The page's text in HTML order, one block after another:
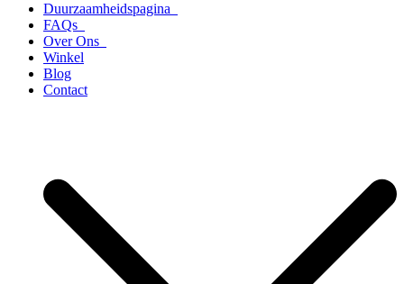
Duurzaamheidspagina
FAQs
Over Ons
Winkel
Blog
Contact